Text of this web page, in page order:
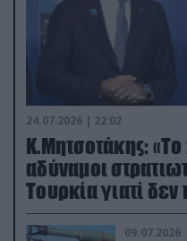
24.07.2026 | 22:02
Κ.Μητσοτάκης:
αδύναμοι
Τουρκία γιατί
(βίντεο)
09.07.2026